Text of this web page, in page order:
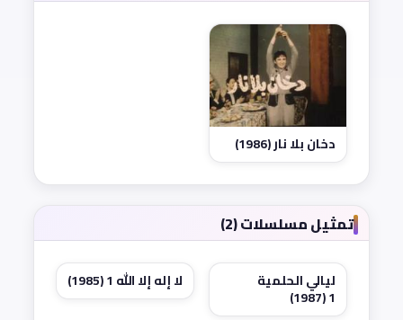
دخان بلا نار (1986)
تمثيل مسلسلات (2)
ليالي الحلمية
1 (1987)
لا إله إلا الله 1 (1985)